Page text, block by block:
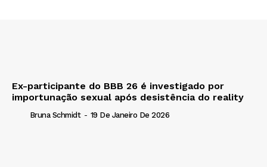
Ex-participante do BBB 26 é investigado por
importunação sexual após desistência do reality
Bruna Schmidt - 19 De Janeiro De 2026